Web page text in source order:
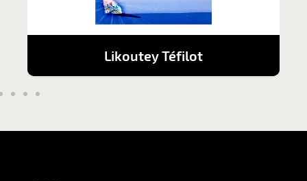
Likoutey Téfilot